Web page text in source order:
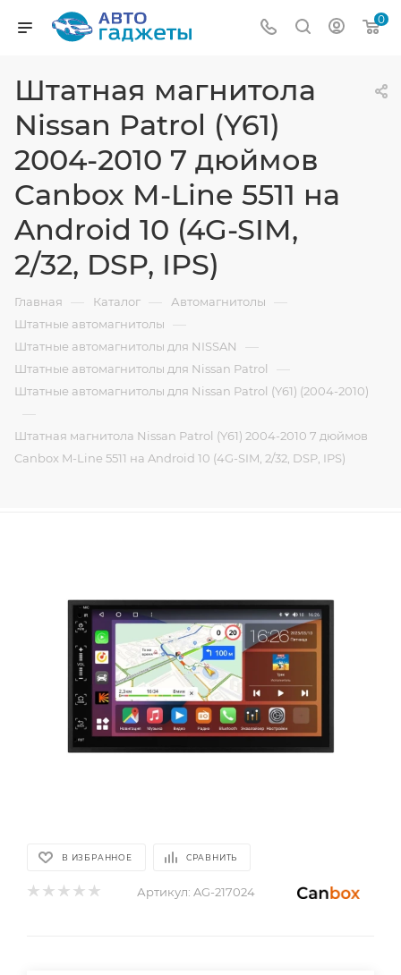
0
Штатная магнитола
Nissan Patrol (Y61)
2004-2010 7 дюймов
Canbox M-Line 5511 на
Android 10 (4G-SIM,
2/32, DSP, IPS)
Главная — Каталог — Автомагнитолы —
Штатные автомагнитолы —
Штатные автомагнитолы для NISSAN —
Штатные автомагнитолы для Nissan Patrol —
Штатные автомагнитолы для Nissan Patrol (Y61) (2004-2010)
—
Штатная магнитола Nissan Patrol (Y61) 2004-2010 7 дюймов
Canbox M-Line 5511 на Android 10 (4G-SIM, 2/32, DSP, IPS)
В ИЗБРАННОЕ СРАВНИТЬ
Артикул: AG-217024